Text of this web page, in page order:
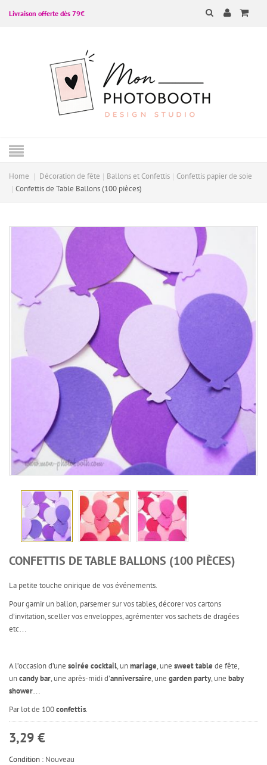
Livraison offerte dès 79€
Home Décoration de fête Ballons et Confettis
Confettis papier de soie
Confettis de Table Ballons (100 pièces)
CONFETTIS DE TABLE BALLONS (100 PIÈCES)
La petite touche onirique de vos événements.
Pour garnir un ballon, parsemer sur vos tables, décorer vos cartons
d’invitation, sceller vos enveloppes, agrémenter vos sachets de dragées
etc…
A l’occasion d’une soirée cocktail, unmariage, une sweet table de fête,
uncandy bar, une après-midi d’anniversaire, une garden party, une baby
shower…
Par lot de 100confettis.
3,29 €
Condition : Nouveau